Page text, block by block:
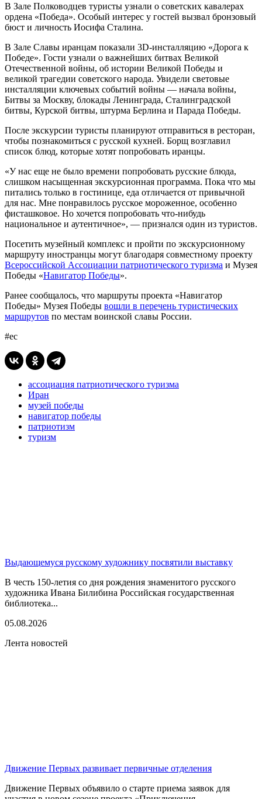
В Зале Полководцев туристы узнали о советских кавалерах
ордена «Победа». Особый интерес у гостей вызвал бронзовый
бюст и личность Иосифа Сталина.
В Зале Славы иранцам показали 3D-инсталляцию «Дорога к
Победе». Гости узнали о важнейших битвах Великой
Отечественной войны, об истории Великой Победы и
великой трагедии советского народа. Увидели световые
инсталляции ключевых событий войны — начала войны,
Битвы за Москву, блокады Ленинграда, Сталинградской
битвы, Курской битвы, штурма Берлина и Парада Победы.
После экскурсии туристы планируют отправиться в ресторан,
чтобы познакомиться с русской кухней. Борщ возглавил
список блюд, которые хотят попробовать иранцы.
«У нас еще не было времени попробовать русские блюда,
слишком насыщенная экскурсионная программа. Пока что мы
питались только в гостинице, еда отличается от привычной
для нас. Мне понравилось русское мороженное, особенно
фисташковое. Но хочется попробовать что-нибудь
национальное и аутентичное», — признался один из туристов.
Посетить музейный комплекс и пройти по экскурсионному
маршруту иностранцы могут благодаря совместному проекту
Всероссийской Ассоциации патриотического туризма и Музея
Победы «Навигатор Победы».
Ранее сообщалось, что маршруты проекта «Навигатор
Победы» Музея Победы вошли в перечень туристических
маршрутов по местам воинской славы России.
#ес
ассоциация патриотического туризма
Иран
музей победы
навигатор победы
патриотизм
туризм
Выдающемуся русскому художнику посвятили выставку
В честь 150-летия со дня рождения знаменитого русского
художника Ивана Билибина Российская государственная
библиотека...
05.08.2026
Лента новостей
Движение Первых развивает первичные отделения
Движение Первых объявило о старте приема заявок для